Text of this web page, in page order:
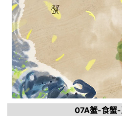
07A蟹-食蟹-